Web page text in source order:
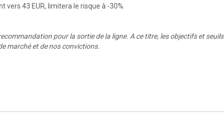
43 EUR, limitera le risque à -30%.
pour la sortie de la ligne. A ce titre, les objectifs et
marché et de nos convictions.